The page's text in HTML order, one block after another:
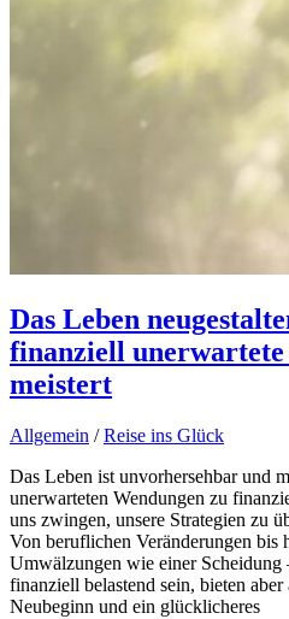
Das Leben
finanziell
meistert
Allgemein /Reise ins Glück
Das Leben ist unvorhersehbar und
unerwarteten Wendungen zu
uns zwingen, unsere Strategien zu
Von beruflichen Veränderungen bis
Umwälzungen wie einer Scheidung
finanziell belastend sein, bieten
Neubeginn und ein glücklicheres